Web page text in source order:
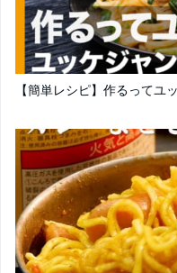
【簡単レシピ】作るってユ